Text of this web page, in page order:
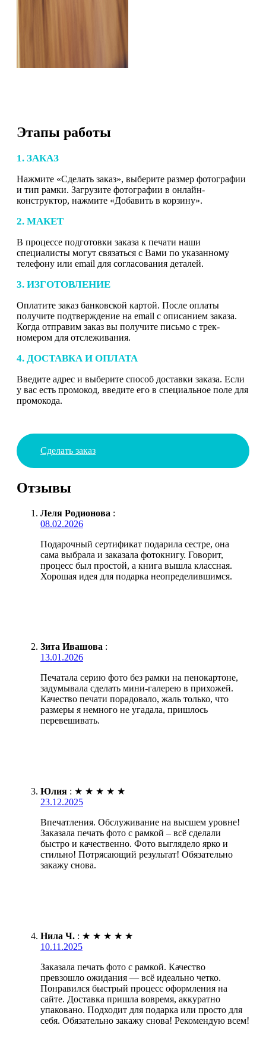
Этапы работы
1. ЗАКАЗ
Нажмите «Сделать заказ», выберите размер фотографии
и тип рамки. Загрузите фотографии в онлайн-
конструктор, нажмите «Добавить в корзину».
2. МАКЕТ
В процессе подготовки заказа к печати наши
специалисты могут связаться с Вами по указанному
телефону или email для согласования деталей.
3. ИЗГОТОВЛЕНИЕ
Оплатите заказ банковской картой. После оплаты
получите подтверждение на email с описанием заказа.
Когда отправим заказ вы получите письмо с трек-
номером для отслеживания.
4. ДОСТАВКА И ОПЛАТА
Введите адрес и выберите способ доставки заказа. Если
у вас есть промокод, введите его в специальное поле для
промокода.
Сделать заказ
Отзывы
Леля Родионова :
08.02.2026
Подарочный сертификат подарила сестре, она
сама выбрала и заказала фотокнигу. Говорит,
процесс был простой, а книга вышла классная.
Хорошая идея для подарка неопределившимся.
Зита Ивашова :
13.01.2026
Печатала серию фото без рамки на пенокартоне,
задумывала сделать мини-галерею в прихожей.
Качество печати порадовало, жаль только, что
размеры я немного не угадала, пришлось
перевешивать.
Юлия : ★ ★ ★ ★ ★
23.12.2025
Впечатления. Обслуживание на высшем уровне!
Заказала печать фото с рамкой – всё сделали
быстро и качественно. Фото выглядело ярко и
стильно! Потрясающий результат! Обязательно
закажу снова.
Нила Ч. : ★ ★ ★ ★ ★
10.11.2025
Заказала печать фото с рамкой. Качество
превзошло ожидания — всё идеально четко.
Понравился быстрый процесс оформления на
сайте. Доставка пришла вовремя, аккуратно
упаковано. Подходит для подарка или просто для
себя. Обязательно закажу снова! Рекомендую всем!